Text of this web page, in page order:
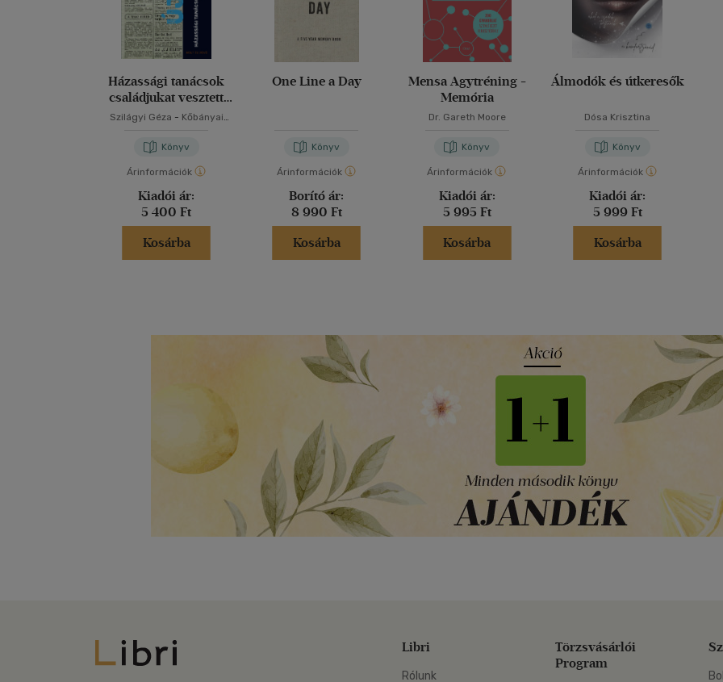
Házassági tanácsok
családjukat vesztett
holokauszt túlélőknek
Szilágyi Géza - Kőbányai
Könyv
Árinformációk
Kiadói ár:
5 400 Ft
Kosárba
One Line a Day
Könyv
Árinformációk
Borító ár:
8 990 Ft
Kosárba
Mensa Agytréning -
Memória
Dr. Gareth Moore
Könyv
Árinformációk
Kiadói ár:
5 995 Ft
Kosárba
Álmodók és útkeresők
Dósa Krisztina
Könyv
Árinformációk
Kiadói ár:
5 999 Ft
Kosárba
Libri Libri
Rólunk
Törzsvásárlói
Program